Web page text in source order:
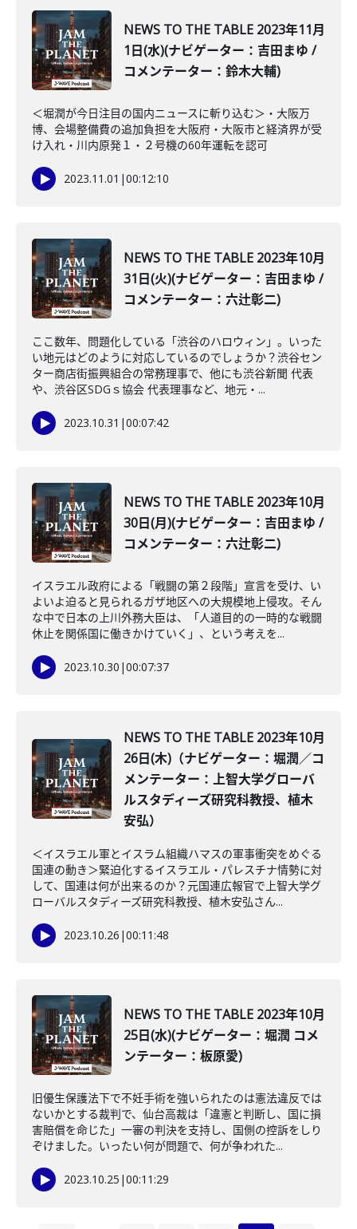
NEWS TO THE TABLE 2023年11月
1日(水)(ナビゲーター：吉田まゆ /
コメンテーター：鈴木大輔)
＜堀潤が今日注目の国内ニュースに斬り込む＞・大阪万
博、会場整備費の追加負担を大阪府・大阪市と経済界が受
け入れ・川内原発１・２号機の60年運転を認可
2023.11.01 |00:12:10
NEWS TO THE TABLE 2023年10月
31日(火)(ナビゲーター：吉田まゆ /
コメンテーター：六辻彰二)
ここ数年、問題化している「渋谷のハロウィン」。いった
い地元はどのように対応しているのでしょうか？渋谷セン
ター商店街振興組合の常務理事で、他にも渋谷新聞 代表
や、渋谷区SDGｓ協会 代表理事など、地元・...
2023.10.31 |00:07:42
NEWS TO THE TABLE 2023年10月
30日(月)(ナビゲーター：吉田まゆ /
コメンテーター：六辻彰二)
イスラエル政府による「戦闘の第２段階」宣言を受け、い
よいよ迫ると見られるガザ地区への大規模地上侵攻。そん
な中で日本の上川外務大臣は、「人道目的の一時的な戦闘
休止を関係国に働きかけていく」、という考えを...
2023.10.30 |00:07:37
NEWS TO THE TABLE 2023年10月
26日(木)（ナビゲーター：堀潤／コ
メンテーター：上智大学グローバ
ルスタディーズ研究科教授、植木
安弘）
＜イスラエル軍とイスラム組織ハマスの軍事衝突をめぐる
国連の動き＞緊迫化するイスラエル・パレスチナ情勢に対
して、国連は何が出来るのか？元国連広報官で上智大学グ
ローバルスタディーズ研究科教授、植木安弘さん...
2023.10.26 |00:11:48
NEWS TO THE TABLE 2023年10月
25日(水)(ナビゲーター：堀潤 コメ
ンテーター：板原愛)
旧優生保護法下で不妊手術を強いられたのは憲法違反では
ないかとする裁判で、仙台高裁は「違憲と判断し、国に損
害賠償を命じた」一審の判決を支持し、国側の控訴をしり
ぞけました。いったい何が問題で、何が争われた...
2023.10.25 |00:11:29